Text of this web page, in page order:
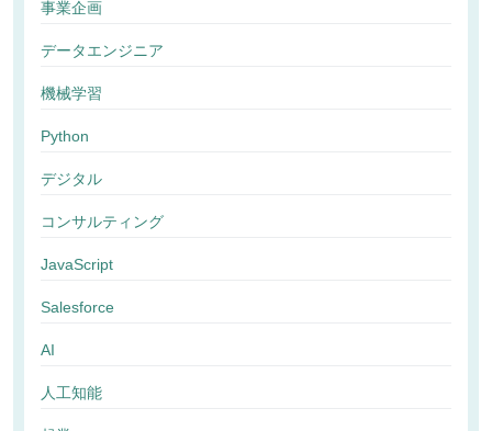
事業企画
データエンジニア
機械学習
Python
デジタル
コンサルティング
JavaScript
Salesforce
AI
人工知能